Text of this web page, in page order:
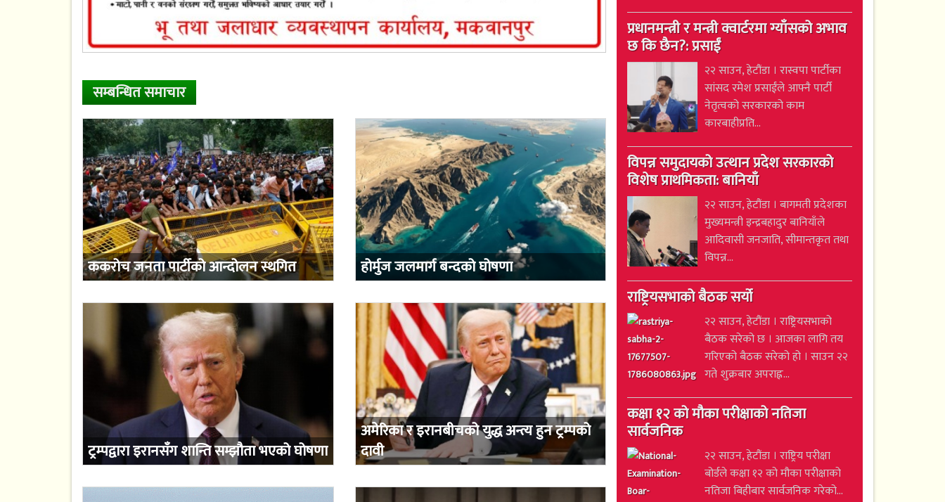
सम्बन्धित समाचार
ककरोच जनता पार्टीको आन्दोलन स्थगित होर्मुज जलमार्ग बन्दको घोषणा
ट्रम्पद्वारा इरानसँग शान्ति सम्झौता भएको घोषणा
अमेरिका र इरानबीचको युद्ध अन्त्य हुन ट्रम्पको
दावी
प्रधानमन्त्री र मन्त्री क्वार्टरमा ग्याँसको अभाव
छ कि छैन?: प्रसाईं
२२ साउन, हेटौंडा । रास्वपा पार्टीका
सांसद रमेश प्रसाईंले आफ्नै पार्टी
नेतृत्वको सरकारको काम
कारबाहीप्रति...
विपन्न समुदायको उत्थान प्रदेश सरकारको
विशेष प्राथमिकता: बानियाँ
२२ साउन, हेटौंडा । बागमती प्रदेशका
मुख्यमन्त्री इन्द्रबहादुर बानियाँले
आदिवासी जनजाति, सीमान्तकृत तथा
विपन्न...
राष्ट्रियसभाको बैठक सर्यो
२२ साउन, हेटौंडा । राष्ट्रियसभाको
बैठक सरेको छ । आजका लागि तय
गरिएको बैठक सरेको हो । साउन २२
गते शुक्रबार अपराह्न...
कक्षा १२ को मौका परीक्षाको नतिजा
सार्वजनिक
२२ साउन, हेटौंडा । राष्ट्रिय परीक्षा
बोर्डले कक्षा १२ को मौका परीक्षाको
नतिजा बिहीबार सार्वजनिक गरेको...